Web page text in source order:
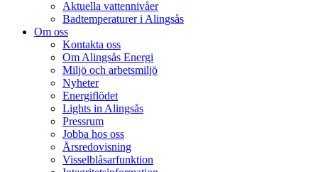
Aktuella vattennivåer
Badtemperaturer i Alingsås
Om oss
Kontakta oss
Om Alingsås Energi
Miljö och arbetsmiljö
Nyheter
Energiflödet
Lights in Alingsås
Pressrum
Jobba hos oss
Årsredovisning
Visselblåsarfunktion